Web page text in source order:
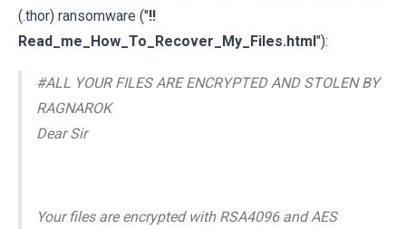
(.thor) ransomware ("!!
Read_me_How_To_Recover_My_Files.html"):
#ALL YOUR FILES ARE ENCRYPTED AND STOLEN BY
RAGNAROK
Dear Sir
Your files are encrypted with RSA4096 and AES